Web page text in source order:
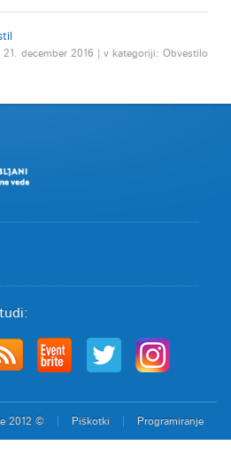
21. december 2016 | v kategoriji: Obvestilo
2012 © Piškotki Programiranje